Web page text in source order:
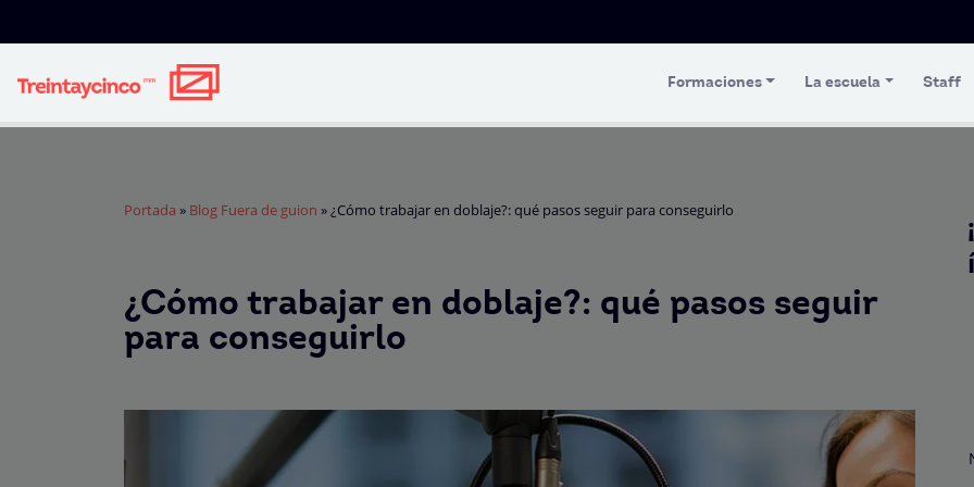
Formaciones La escuela Staff
Portada » Blog Fuera de guion »¿Cómo trabajar en doblaje?: qué pasos seguir para conseguirlo
¿Cómo trabajar en doblaje?: qué pasos seguir
para conseguirlo